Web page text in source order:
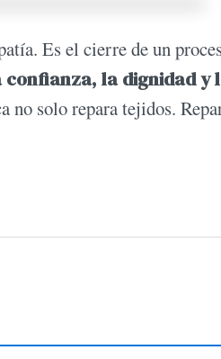
Es el cierre de un
la dignidad y
no solo repara tejidos.